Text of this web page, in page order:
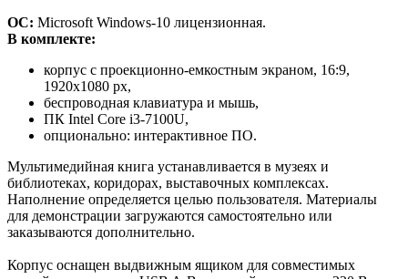
ОС: Microsoft Windows-10 лицензионная.
В комплекте:
корпус с проекционно-емкостным экраном, 16:9,
1920х1080 px,
беспроводная клавиатура и мышь,
ПК Intel Core i3-7100U,
опционально: интерактивное ПО.
Мультимедийная книга устанавливается в музеях и
библиотеках, коридорах, выставочных комплексах.
Наполнение определяется целью пользователя. Материалы
для демонстрации загружаются самостоятельно или
заказываются дополнительно.
Корпус оснащен выдвижным ящиком для совместимых